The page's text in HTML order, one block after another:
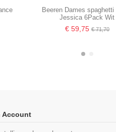
Beeren Dames spaghetti
Jessica 6Pack Wit
€ 59,75 € 71,70
Account